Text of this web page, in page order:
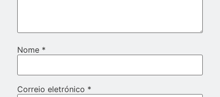
Nome *
Correio eletrónico *